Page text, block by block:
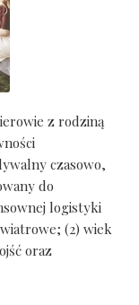
z rodziną
czasowo,
do
logistyki
(2) wiek
oraz